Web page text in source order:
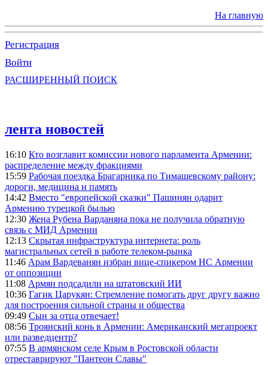
На главную
Регистрация
Войти
РАСШИРЕННЫЙ ПОИСК
лента новостей
16:10 Кто возглавит комиссии нового парламента Армении:
распределение между фракциями
15:59 Рабочая поездка Брагарника по Тимашевскому району:
дороги, медицина и память
14:42 Вместо "европейской сказки" Пашинян одарит
Армению турецкой былью
12:30 Жена Рубена Варданяна пока не получила обратную
связь с МИД Армении
12:13 Скрытая инфраструктура интернета: роль
магистральных сетей в работе телеком-рынка
11:46 Арам Вардеванян избран вице-спикером НС Армении
от оппозиции
11:08 Армян подсадили на штатовский ИИ
10:36 Гагик Царукян: Стремление помогать друг другу важно
для построения сильной страны и общества
09:49 Сын за отца отвечает!
08:56 Троянский конь в Армении: Американский мегапроект
или разведцентр?
07:55 В армянском селе Крым в Ростовской области
отреставрируют "Пантеон Славы"